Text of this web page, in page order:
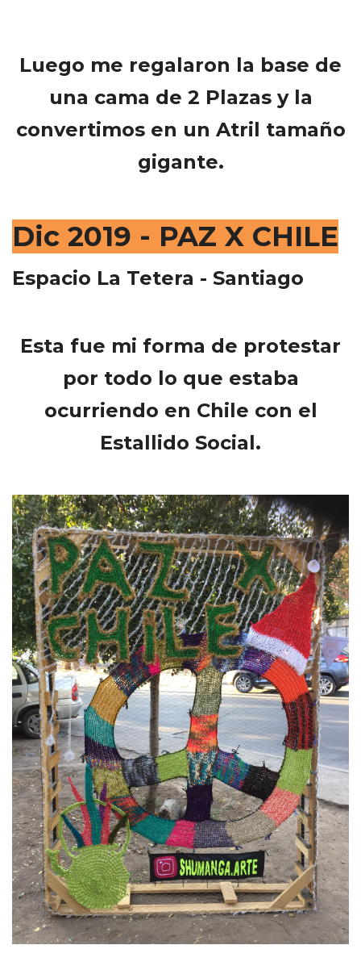
Luego me regalaron la base de
una cama de 2 Plazas y la
convertimos en un Atril tamaño
gigante.
Dic 2019 - PAZ X CHILE
Espacio La Tetera - Santiago
Esta fue mi forma de protestar
por todo lo que estaba
ocurriendo en Chile con el
Estallido Social.